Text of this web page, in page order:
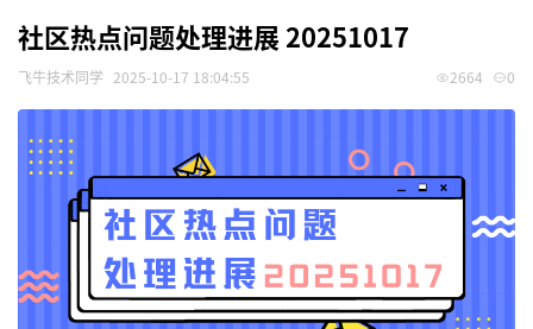
社区热点问题处理进展 20251017
飞牛技术同学 2025-10-17 18:04:55 2664 0